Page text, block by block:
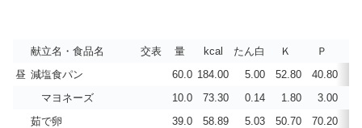
献立名・食品名 交表 量 kcal たん白 Ｋ Ｐ
昼 減塩食パン 60.0 184.00 5.00 52.80 40.80
マヨネーズ
10.0 73.30 0.14 1.80 3.00
茹で卵
39.0 58.89 5.03 50.70 70.20